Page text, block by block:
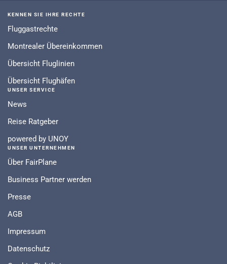
KENNEN SIE IHRE RECHTE
Fluggastrechte
Montrealer Übereinkommen
Übersicht Fluglinien
Übersicht Flughäfen
UNSER SERVICE
News
Reise Ratgeber
powered by UNOY
UNSER UNTERNEHMEN
Über FairPlane
Business Partner werden
Presse
AGB
Impressum
Datenschutz